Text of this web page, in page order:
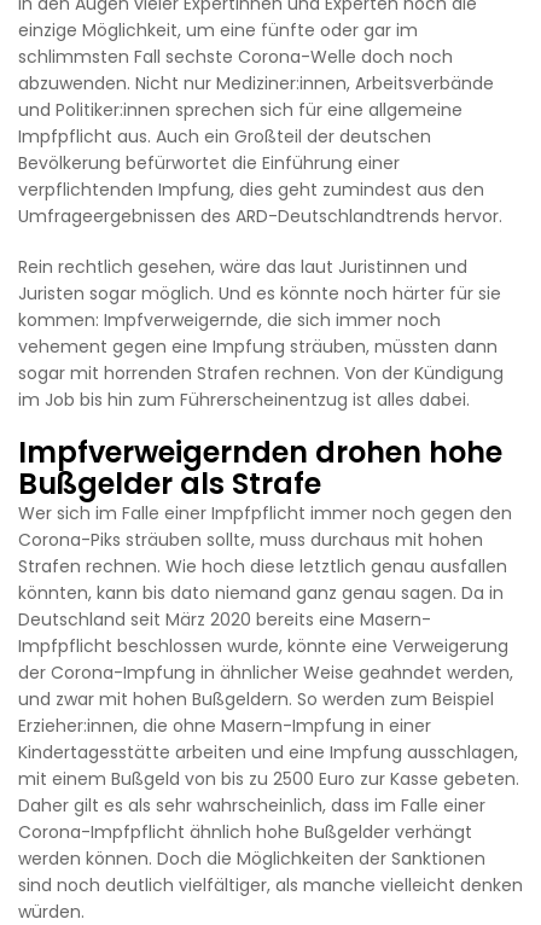
einzige Möglichkeit, um eine fünfte oder gar im
schlimmsten Fall sechste Corona-Welle doch noch
abzuwenden. Nicht nur Mediziner:innen, Arbeitsverbände
und Politiker:innen sprechen sich für eine allgemeine
Impfpflicht aus. Auch ein Großteil der deutschen
Bevölkerung befürwortet die Einführung einer
verpflichtenden Impfung, dies geht zumindest aus den
Umfrageergebnissen des ARD-Deutschlandtrends hervor.
Rein rechtlich gesehen, wäre das laut Juristinnen und
Juristen sogar möglich. Und es könnte noch härter für sie
kommen: Impfverweigernde, die sich immer noch
vehement gegen eine Impfung sträuben, müssten dann
sogar mit horrenden Strafen rechnen. Von der Kündigung
im Job bis hin zum Führerscheinentzug ist alles dabei.
Impfverweigernden drohen hohe
Bußgelder als Strafe
Wer sich im Falle einer Impfpflicht immer noch gegen den
Corona-Piks sträuben sollte, muss durchaus mit hohen
Strafen rechnen. Wie hoch diese letztlich genau ausfallen
könnten, kann bis dato niemand ganz genau sagen. Da in
Deutschland seit März 2020 bereits eine Masern-
Impfpflicht beschlossen wurde, könnte eine Verweigerung
der Corona-Impfung in ähnlicher Weise geahndet werden,
und zwar mit hohen Bußgeldern. So werden zum Beispiel
Erzieher:innen, die ohne Masern-Impfung in einer
Kindertagesstätte arbeiten und eine Impfung ausschlagen,
mit einem Bußgeld von bis zu 2500 Euro zur Kasse gebeten.
Daher gilt es als sehr wahrscheinlich, dass im Falle einer
Corona-Impfpflicht ähnlich hohe Bußgelder verhängt
werden können. Doch die Möglichkeiten der Sanktionen
sind noch deutlich vielfältiger, als manche vielleicht denken
würden.